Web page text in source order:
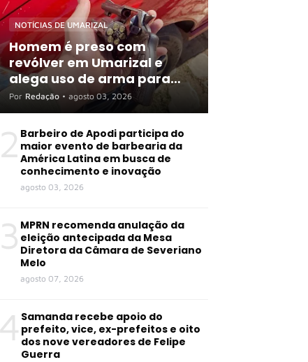
NOTÍCIAS DE UMARIZAL
Homem é preso com
revólver em Umarizal e
alega uso de arma para
proteger R$ 3 mil em
espécie
Por Redação • agosto 03, 2026
2 Barbeiro de Apodi participa do
maior evento de barbearia da
América Latina em busca de
conhecimento e inovação
agosto 03, 2026
3 MPRN recomenda anulação da
eleição antecipada da Mesa
Diretora da Câmara de Severiano
Melo
agosto 07, 2026
4 Samanda recebe apoio do
prefeito, vice, ex-prefeitos e oito
dos nove vereadores de Felipe
Guerra